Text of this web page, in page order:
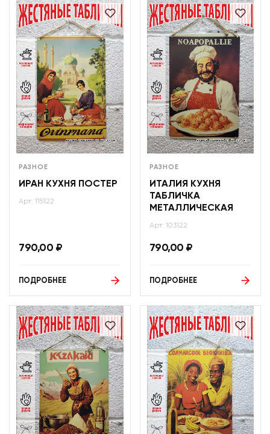
РАЗНОЕ
ИРАН КУХНЯ ПОСТЕР
Арт: 115122
790,00 ₽
ПОДРОБНЕЕ
РАЗНОЕ
ИТАЛИЯ КУХНЯ
ТАБЛИЧКА
МЕТАЛЛИЧЕСКАЯ
Арт: 103122
790,00 ₽
ПОДРОБНЕЕ